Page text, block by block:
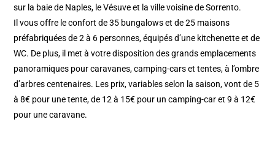
sur la baie de Naples, le Vésuve et la ville voisine de Sorrento.
Il vous offre le confort de 35 bungalows et de 25 maisons
préfabriquées de 2 à 6 personnes, équipés d’une kitchenette et de
WC. De plus, il met à votre disposition des grands emplacements
panoramiques pour caravanes, camping-cars et tentes, à l’ombre
d’arbres centenaires. Les prix, variables selon la saison, vont de 5
à 8€ pour une tente, de 12 à 15€ pour un camping-car et 9 à 12€
pour une caravane.